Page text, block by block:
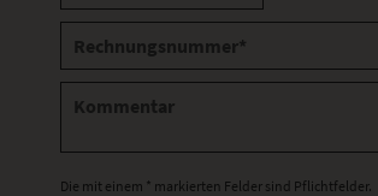
Die mit einem * markierten Felder sind Pflichtfelder.